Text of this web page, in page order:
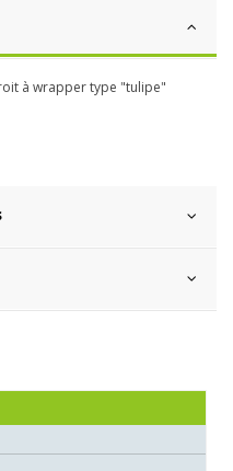
à wrapper type "tulipe"